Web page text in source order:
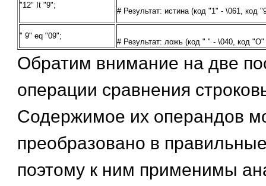
"12" It "9";
# Результат: истина (код "1" - \061, код
" 9" eq "09";
# Результат: ложь (код " " - \040, код "О"
Обратим внимание на две
операции сравнения
Содержимое их операндов
преобразовано в
поэтому к ним применимы